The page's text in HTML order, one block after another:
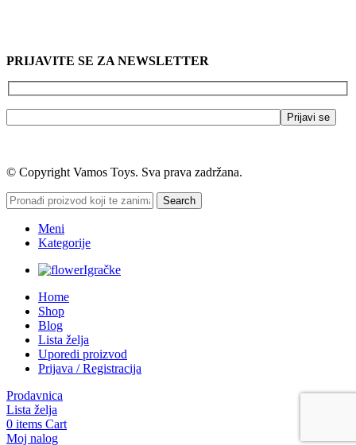
PRIJAVITE SE ZA NEWSLETTER
© Copyright Vamos Toys. Sva prava zadržana.
Search
Meni
Kategorije
Igračke
Home
Shop
Blog
Lista želja
Uporedi proizvod
Prijava / Registracija
Prodavnica
Lista želja
0 items Cart
Moj nalog